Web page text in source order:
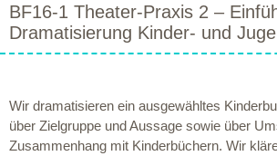
BF16-1 Theater-Praxis 2 –
Dramatisierung Kinder- und
Wir dramatisieren ein ausgewähltes
über Zielgruppe und Aussage sowie über
Zusammenhang mit Kinderbüchern. Wir